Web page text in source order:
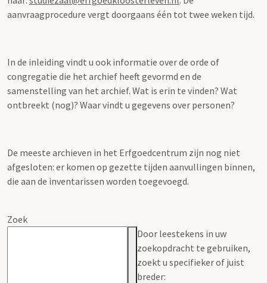
aanvraagprocedure vergt doorgaans één tot twee weken tijd.
In de inleiding vindt u ook informatie over de orde of
congregatie die het archief heeft gevormd en de
samenstelling van het archief. Wat is erin te vinden? Wat
ontbreekt (nog)? Waar vindt u gegevens over personen?
De meeste archieven in het Erfgoedcentrum zijn nog niet
afgesloten: er komen op gezette tijden aanvullingen binnen,
die aan de inventarissen worden toegevoegd.
Zoek
Door leestekens in uw
zoekopdracht te gebruiken,
zoekt u specifieker of juist
breder: